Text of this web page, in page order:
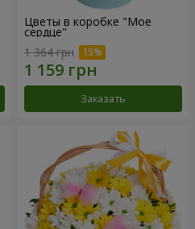
Цветы в коробке "Мое
сердце"
1 364 грн
Заказать